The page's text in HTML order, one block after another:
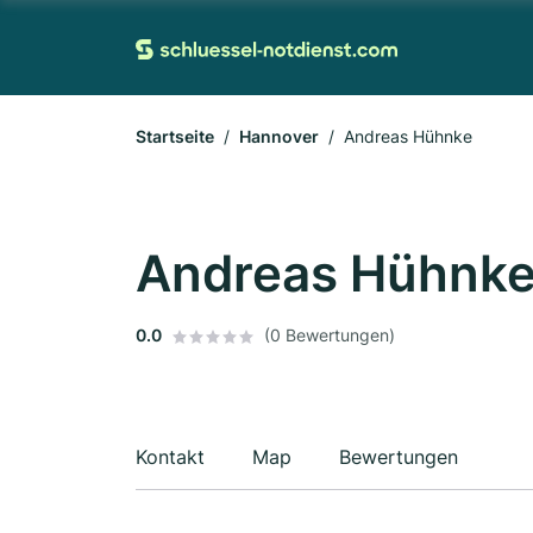
Startseite Hannover Andreas Hühnke
Andreas
0.0 (0 Bewertungen)
Kontakt Map Bewertungen